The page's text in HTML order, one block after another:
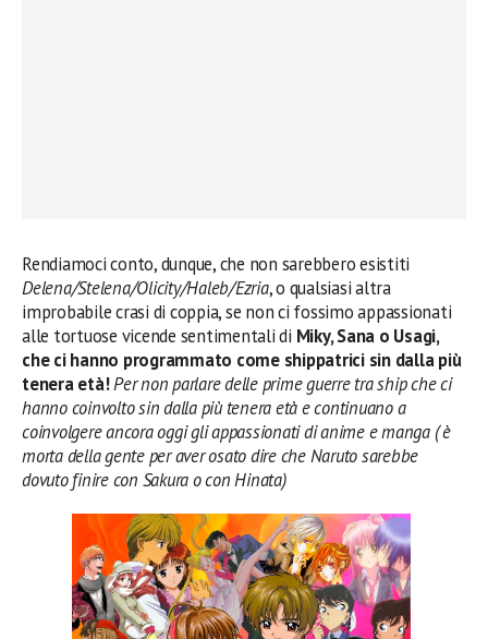
Rendiamoci conto, dunque, che non sarebbero esistiti
Delena/Stelena/Olicity/Haleb/Ezria, o qualsiasi altra
improbabile crasi di coppia, se non ci fossimo appassionati
alle tortuose vicende sentimentali di Miky, Sana o Usagi,
che ci hanno programmato come shippatrici sin dalla più
tenera età!Per non parlare delle prime guerre tra ship che ci
hanno coinvolto sin dalla più tenera età e continuano a
coinvolgere ancora oggi gli appassionati di anime e manga ( è
morta della gente per aver osato dire che Naruto sarebbe
dovuto finire con Sakura o con Hinata)